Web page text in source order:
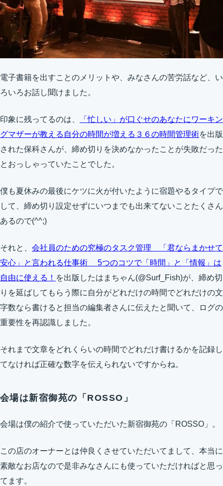
電子書籍を出すことのメリットや、みなさんの苦労話など、い
ろいろお話し聞けました。
印象に残ってるのは、
「忙しい」が口ぐせのあなたにワーキン
グマザーが教える自分の時間が増える３６の時間管理術を出版
された保科さんが、締め切りを決めなかったことが失敗だった
とおっしゃっていたことでした。
僕も夏休みの最後にケツに火が付いたように宿題やるタイプで
して、締め切り設定せずにいつまでも出来てないことたくさん
あるので(^^;)
それと、 会社員のための究極のタスク管理 「君ならまかせて
安心」と言われる仕事術 5つのコツで「時間」と「情報」は
自由に使える！ を出版したはまちゃん(@Surf_Fish)が、締め切
りを延ばしてもらう際に自分がどれだけの時間でどれだけの文
字数なら書けると担当の編集者さんに伝えたと聞いて、ログの
重要性を再認識しました。
それまで文章をどれくらいの時間でどれだけ書けるかを記録し
てなければ正確な数字を伝えられないですからね。
会場は新宿御苑の「ROSSO」
会場は僕の紹介で使っていただいた新宿御苑の「ROSSO」。
この店のオーナーとは仲良くさせていただいてまして、本当に
素敵なお店なので是非みなさんにも使っていただければと思っ
てます。